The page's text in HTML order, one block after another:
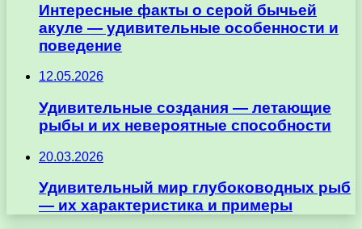
Интересные факты о серой бычьей
акуле — удивительные особенности и
поведение
12.05.2026
Удивительные создания — летающие
рыбы и их невероятные способности
20.03.2026
Удивительный мир глубоководных рыб
— их характеристика и примеры